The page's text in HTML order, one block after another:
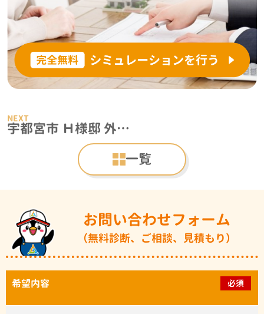
一覧
宇都宮市 Ｈ様邸 外壁塗装リフォーム事例
お問い合わせフォーム
（無料診断、ご相談、見積もり）
希望内容 必須